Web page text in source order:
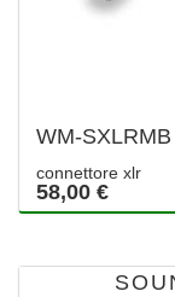
WM-SXLRMB
connettore xlr
58,00 €